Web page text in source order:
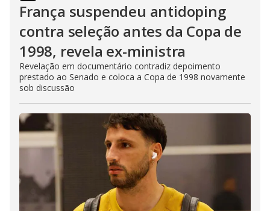
França suspendeu antidoping
contra seleção antes da Copa de
1998, revela ex-ministra
Revelação em documentário contradiz depoimento
prestado ao Senado e coloca a Copa de 1998 novamente
sob discussão